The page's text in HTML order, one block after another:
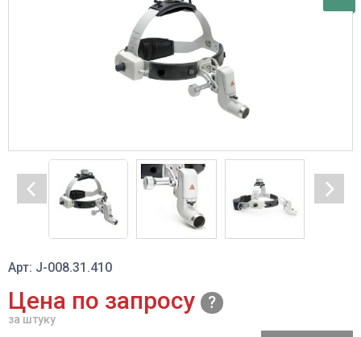
Арт: J-008.31.410
Цена по запросу
за штуку